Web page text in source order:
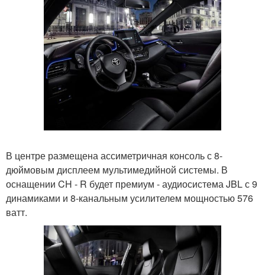
В центре размещена ассиметричная консоль с 8-
дюймовым дисплеем мультимедийной системы. В
оснащении CH - R будет премиум - аудиосистема JBL с 9
динамиками и 8-канальным усилителем мощностью 576
ватт.